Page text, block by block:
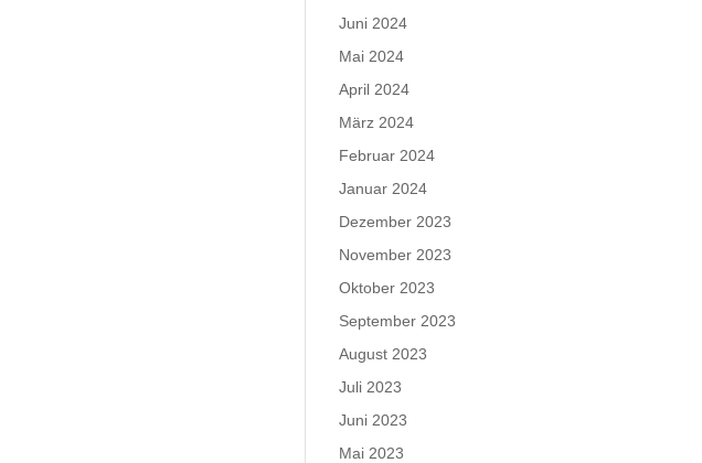
Juni 2024
Mai 2024
April 2024
März 2024
Februar 2024
Januar 2024
Dezember 2023
November 2023
Oktober 2023
September 2023
August 2023
Juli 2023
Juni 2023
Mai 2023